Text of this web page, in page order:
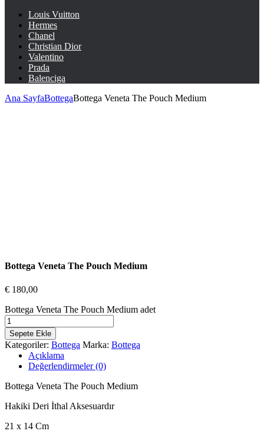
Louis Vuitton
Hermes
Chanel
Christian Dior
Valentino
Prada
Balenciga
Ana SayfaBottegaBottega Veneta The Pouch Medium
Bottega Veneta The Pouch Medium
€ 180,00
Bottega Veneta The Pouch Medium adet
Sepete Ekle
Kategoriler: Bottega Marka: Bottega
Açıklama
Değerlendirmeler (0)
Bottega Veneta The Pouch Medium
Hakiki Deri İthal Aksesuardır
21 x 14 Cm